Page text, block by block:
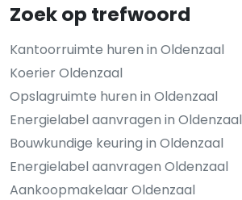
Zoek op trefwoord
Kantoorruimte huren in Oldenzaal
Koerier Oldenzaal
Opslagruimte huren in Oldenzaal
Energielabel aanvragen in Oldenzaal
Bouwkundige keuring in Oldenzaal
Energielabel aanvragen Oldenzaal
Aankoopmakelaar Oldenzaal